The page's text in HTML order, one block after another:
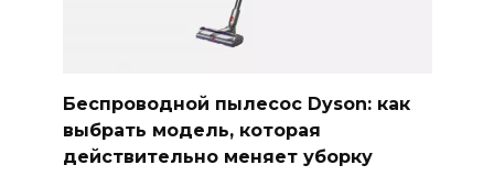
Беспроводной пылесос Dyson: как
выбрать модель, которая
действительно меняет уборку